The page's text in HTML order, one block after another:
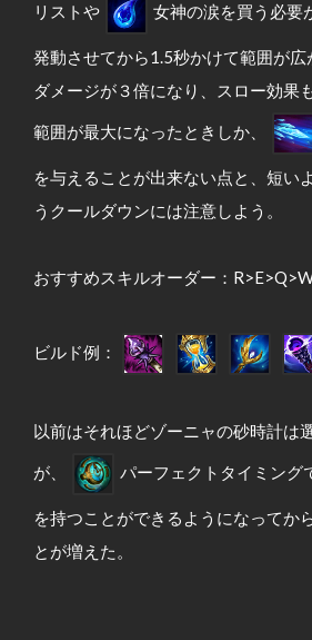
リストや 女神の涙を買う必要
発動させてから1.5秒かけて範囲が広
ダメージが３倍になり、スロー効果
範囲が最大になったときしか、
を与えることが出来ない点と、短い
うクールダウンには注意しよう。
おすすめスキルオーダー：
ビルド例：
以前はそれほどゾーニャの砂時計は
が、 パーフェクトタイミング
を持つことができるようになってか
とが増えた。